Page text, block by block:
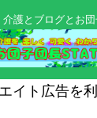
介護とブログとお団
イト広告を